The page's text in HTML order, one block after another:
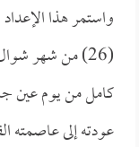
كامل من يوم عين
عودته إلى عاصمته